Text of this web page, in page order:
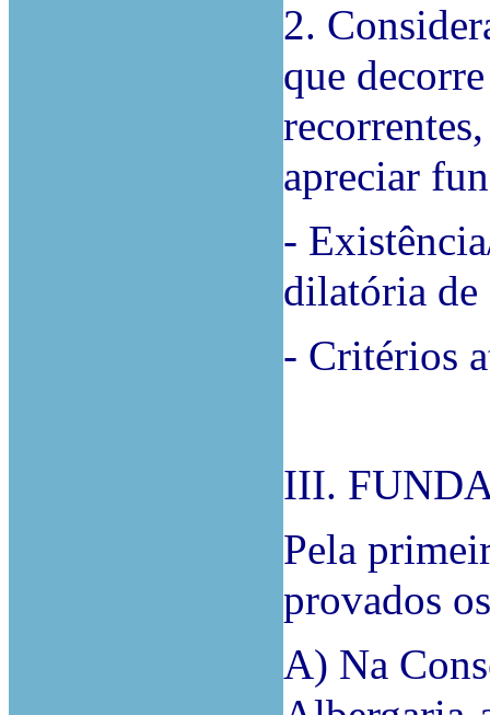
2.
que
apreciar
-
dilatória de
- Critérios
III.
Pela
provados
A) Na